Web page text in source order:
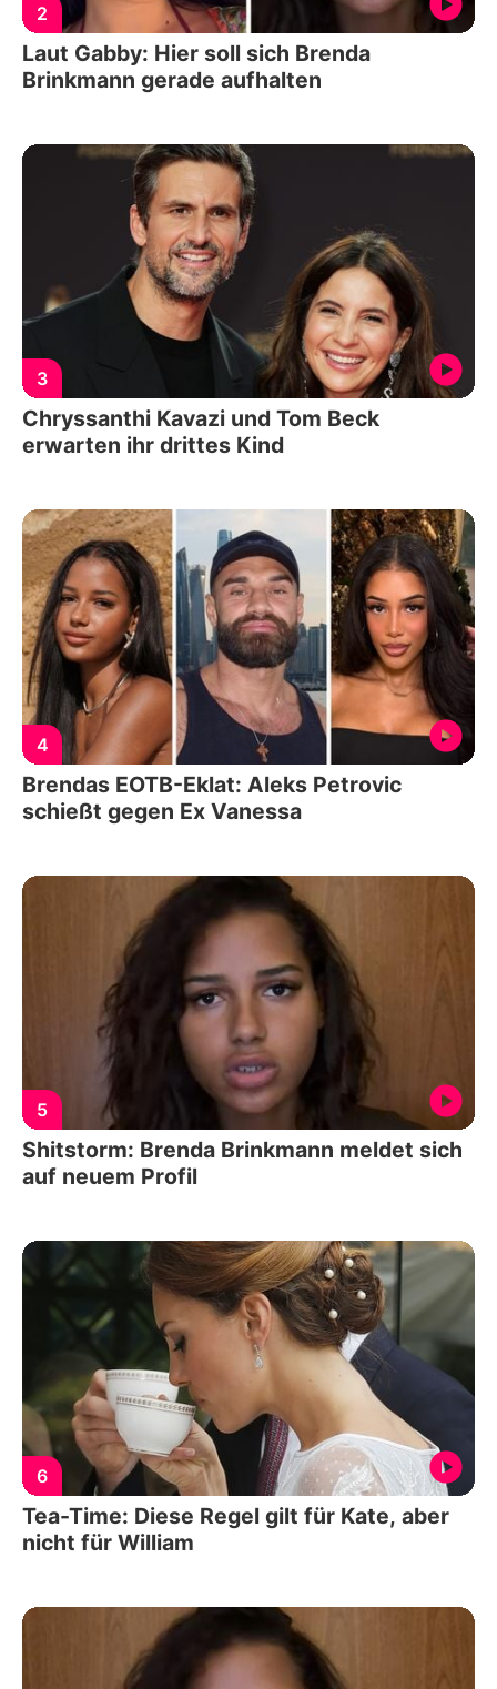
2
Laut Gabby: Hier soll sich Brenda
Brinkmann gerade aufhalten
3
Chryssanthi Kavazi und Tom Beck
erwarten ihr drittes Kind
4
Brendas EOTB-Eklat: Aleks Petrovic
schießt gegen Ex Vanessa
5
Shitstorm: Brenda Brinkmann meldet sich
auf neuem Profil
6
Tea-Time: Diese Regel gilt für Kate, aber
nicht für William